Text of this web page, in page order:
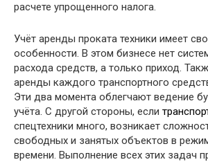
расчете упрощенного налога.
Учёт аренды проката техники имеет
особенности. В этом бизнесе нет
расхода средств, а только приход.
аренды каждого транспортного
Эти два момента облегчают ведение
учёта. С другой стороны, если
спецтехники много, возникает
свободных и занятых объектов в
времени. Выполнение всех этих задач